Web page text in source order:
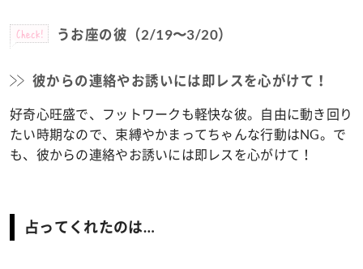
Check! うお座の彼（2/19〜3/20）
彼からの連絡やお誘いには即レスを心がけて！
好奇心旺盛で、フットワークも軽快な彼。自由に動き回り
たい時期なので、束縛やかまってちゃんな行動はNG。で
も、彼からの連絡やお誘いには即レスを心がけて！
占ってくれたのは…